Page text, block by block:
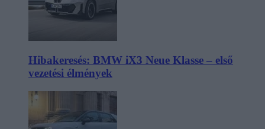
Hibakeresés: BMW iX3 Neue Klasse – első
vezetési élmények